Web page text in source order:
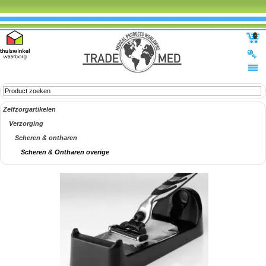
0
Zelfzorgartikelen
Verzorging
Scheren & ontharen
Scheren & Ontharen overige